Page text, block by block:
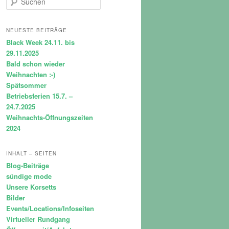
u
h
n
NEUESTE BEITRÄGE
Black Week 24.11. bis
29.11.2025
Bald schon wieder
Weihnachten :-)
Spätsommer
Betriebsferien 15.7. –
24.7.2025
Weihnachts-Öffnungszeiten
2024
INHALT – SEITEN
Blog-Beiträge
sündige mode
Unsere Korsetts
Bilder
Events/Locations/Infoseiten
Virtueller Rundgang